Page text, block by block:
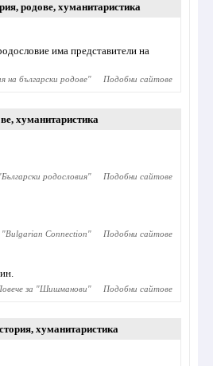
, родове, хуманитаристика
има представители на
на български родове" Подобни сайтове
, хуманитаристика
Български родословия" Подобни сайтове
"Bulgarian Connection" Подобни сайтове
за "Шишманови" Подобни сайтове
, хуманитаристика